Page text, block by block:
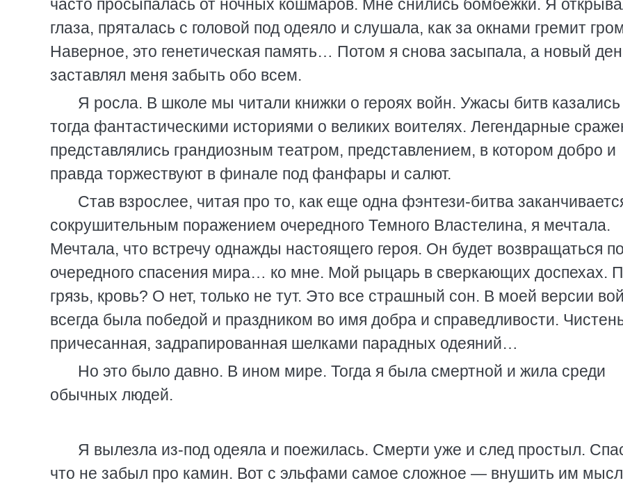
часто просыпалась от ночных кошмаров. Мне снились бомбежки. Я
глаза, пряталась с головой под одеяло и слушала, как за окнами гремит
Наверное, это генетическая память… Потом я снова засыпала, а новый
заставлял меня забыть обо всем.
Я росла. В школе мы читали книжки о героях войн. Ужасы битв
тогда фантастическими историями о великих воителях. Легендарные
представлялись грандиозным театром, представлением, в котором добро и
правда торжествуют в финале под фанфары и салют.
Став взрослее, читая про то, как еще одна фэнтези-битва
сокрушительным поражением очередного Темного Властелина, я мечтала.
Мечтала, что встречу однажды настоящего героя. Он будет возвращаться
очередного спасения мира… ко мне. Мой рыцарь в сверкающих доспехах.
грязь, кровь? О нет, только не тут. Это все страшный сон. В моей версии
всегда была победой и праздником во имя добра и справедливости.
причесанная, задрапированная шелками парадных одеяний…
Но это было давно. В ином мире. Тогда я была смертной и жила среди
обычных людей.
Я вылезла из-под одеяла и поежилась. Смерти уже и след простыл.
что не забыл про камин. Вот с эльфами самое сложное — внушить им